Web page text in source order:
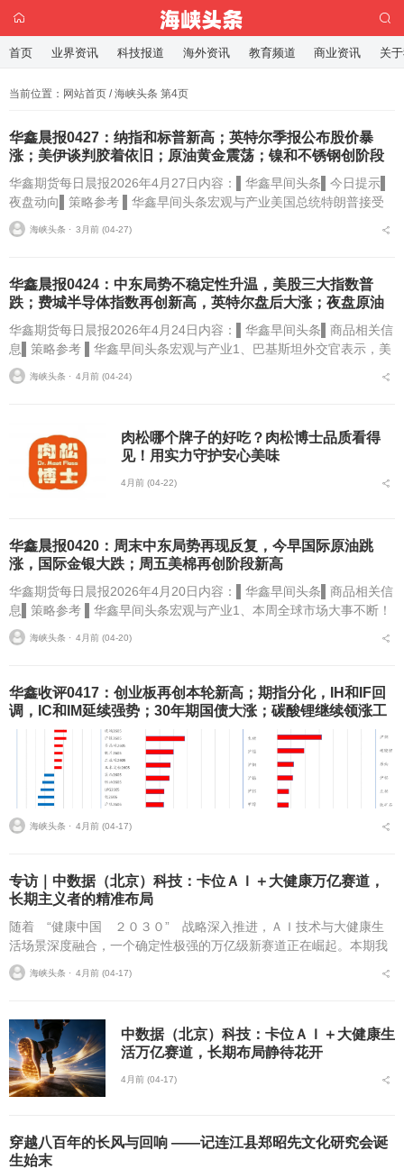
当前位置： 网站首页 / 海峡头条 第4页
华鑫晨报0427：纳指和标普新高；英特尔季报公布股价暴
涨；美伊谈判胶着依旧；原油黄金震荡；镍和不锈钢创阶段
新高
华鑫期货每日晨报2026年4月27日内容：▌华鑫早间头条▌今日提示▌
夜盘动向▌策略参考 ▌华鑫早间头条宏观与产业美国总统特朗普接受
福克斯新闻采访，认为伊朗战争很快就会结束，美国将取得胜利。
特...
海峡头条 ⋅ 3月前 (04-27)
华鑫晨报0424：中东局势不稳定性升温，美股三大指数普
跌；费城半导体指数再创新高，英特尔盘后大涨；夜盘原油
上涨，金银下跌，铜镍锡偏强
华鑫期货每日晨报2026年4月24日内容：▌华鑫早间头条▌商品相关信
息▌策略参考 ▌华鑫早间头条宏观与产业1、巴基斯坦外交官表示，美
国与伊朗谈判“陷入僵局”，进展“非常缓慢”。美国仍然致力于...
海峡头条 ⋅ 4月前 (04-24)
肉松哪个牌子的好吃？肉松博士品质看得
见！用实力守护安心美味
4月前 (04-22)
华鑫晨报0420：周末中东局势再现反复，今早国际原油跳
涨，国际金银大跌；周五美棉再创阶段新高
华鑫期货每日晨报2026年4月20日内容：▌华鑫早间头条▌商品相关信
息▌策略参考 ▌华鑫早间头条宏观与产业1、本周全球市场大事不断！
国内方面，4月LPR报价将于4月20日公布；成品油再迎调价...
海峡头条 ⋅ 4月前 (04-20)
华鑫收评0417：创业板再创本轮新高；期指分化，IH和IF回
调，IC和IM延续强势；30年期国债大涨；碳酸锂继续领涨工
业品，农产品领涨工业品
海峡头条 ⋅ 4月前 (04-17)
专访｜中数据（北京）科技：卡位ＡＩ＋大健康万亿赛道，
长期主义者的精准布局
随着 “健康中国 ２０３０” 战略深入推进，ＡＩ技术与大健康生
活场景深度融合，一个确定性极强的万亿级新赛道正在崛起。本期我
们对话中数据（北京）科技相关负责人，探寻这家深耕数字经济的机
构，为何坚定押注 ...
海峡头条 ⋅ 4月前 (04-17)
中数据（北京）科技：卡位ＡＩ＋大健康生
活万亿赛道，长期布局静待花开
4月前 (04-17)
穿越八百年的长风与回响 ——记连江县郑昭先文化研究会诞
生始末
首页 业界资讯 科技报道 海外资讯 教育频道 商业资讯 关